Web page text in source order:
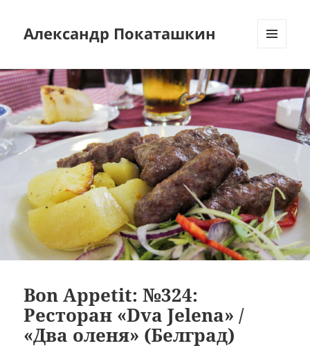
Александр Покаташкин
ВИДЖЕТЫ
Bon Appetit: №324:
Ресторан «Dva Jelena» /
«Два оленя» (Белград)